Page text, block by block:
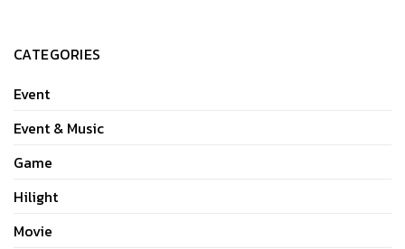
CATEGORIES
Event
Event & Music
Game
Hilight
Movie